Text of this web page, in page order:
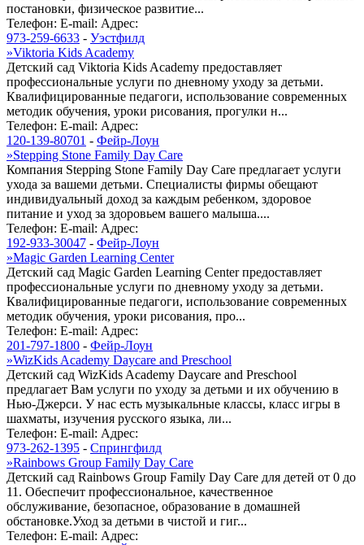
постановки, физическое развитие...
Телефон: E-mail: Адрес:
973-259-6633 - Уэстфилд
»Viktoria Kids Academy
Детский сад Viktoria Kids Academy предоставляет
профессиональные услуги по дневному уходу за детьми.
Квалифицированные педагоги, использование современных
методик обучения, уроки рисования, прогулки н...
Телефон: E-mail: Адрес:
120-139-80701 - Фейр-Лоун
»Stepping Stone Family Day Care
Компания Stepping Stone Family Day Care предлагает услуги
ухода за вашеми детьми. Специалисты фирмы обещают
индивидуальный доход за каждым ребенком, здоровое
питание и уход за здоровьем вашего малыша....
Телефон: E-mail: Адрес:
192-933-30047 - Фейр-Лоун
»Magic Garden Learning Center
Детский сад Magic Garden Learning Center предоставляет
профессиональные услуги по дневному уходу за детьми.
Квалифицированные педагоги, использование современных
методик обучения, уроки рисования, про...
Телефон: E-mail: Адрес:
201-797-1800 - Фейр-Лоун
»WizKids Academy Daycare and Preschool
Детский сад WizKids Academy Daycare and Preschool
предлагает Вам услуги по уходу за детьми и их обучению в
Нью-Джерси. У нас есть музыкальные классы, класс игры в
шахматы, изучения русского языка, ли...
Телефон: E-mail: Адрес:
973-262-1395 - Спрингфилд
»Rainbows Group Family Day Care
Детский сад Rainbows Group Family Day Care для детей от 0 до
11. Обеспечит профессиональное, качественное
обслуживание, безопасное, образование в домашней
обстановке.Уход за детьми в чистой и гиг...
Телефон: E-mail: Адрес: